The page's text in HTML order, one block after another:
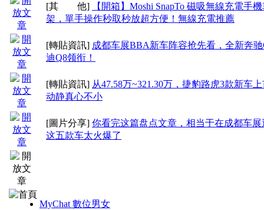
[其 他]
【開箱】Moshi SnapTo 磁吸無線充電手
架，單手操作秒取秒放超方便！無線充電推薦
[轉貼資訊] 成都车展BBA新车阵容抢先看，全新奔
迪Q8领衔！
[轉貼資訊] 从47.58万~321.30万，捷豹路虎3款新车
动静真心不小
[圖片分享] 你看完这篇盘点文章，相当于在成都车展
这五款车太火爆了
MyChat 數位男女